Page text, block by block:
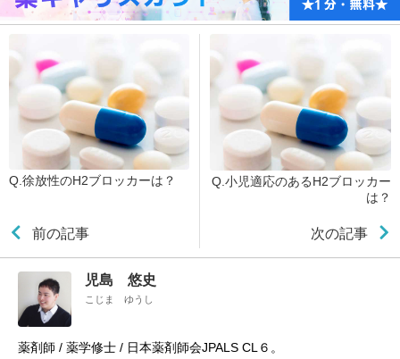
Q.徐放性のH2ブロッカーは？
前の記事
Q.小児適応のあるH2ブロッカー
は？
次の記事
児島 悠史
こじま ゆうし
薬剤師 / 薬学修士 / 日本薬剤師会JPALS CL６。